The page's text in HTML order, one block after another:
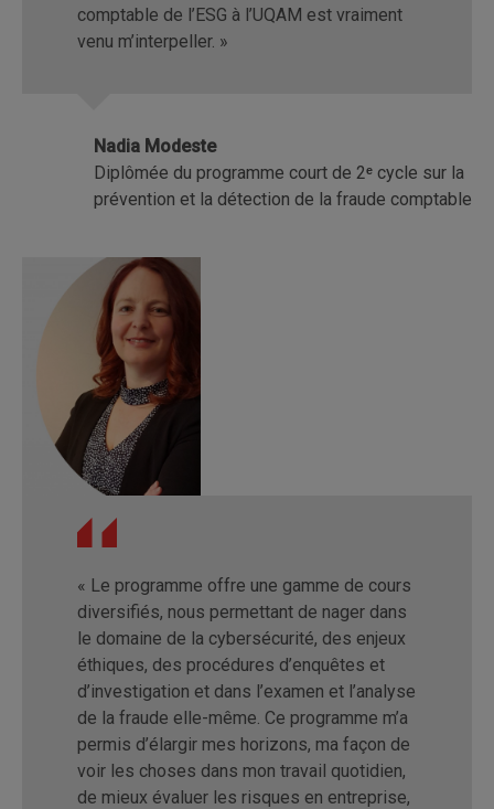
comptable de l’ESG à l’UQAM est vraiment
venu m’interpeller. »
Nadia Modeste
Diplômée du programme court de 2ᵉ cycle sur la
prévention et la détection de la fraude comptable
« Le programme offre une gamme de cours
diversifiés, nous permettant de nager dans
le domaine de la cybersécurité, des enjeux
éthiques, des procédures d’enquêtes et
d’investigation et dans l’examen et l’analyse
de la fraude elle-même. Ce programme m’a
permis d’élargir mes horizons, ma façon de
voir les choses dans mon travail quotidien,
de mieux évaluer les risques en entreprise,